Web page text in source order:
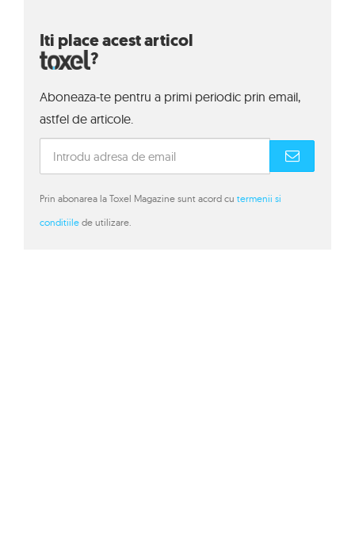
Iti place acest articol
?
Aboneaza-te pentru a primi periodic prin email,
astfel de articole.
Prin abonarea la Toxel Magazine sunt acord cu termenii si
conditiile de utilizare.